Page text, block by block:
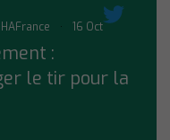
· 16 Oct
:
le tir pour la